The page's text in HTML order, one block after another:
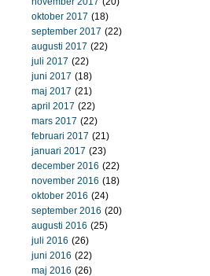
oktober 2017 (18)
september 2017 (22)
augusti 2017 (22)
juli 2017 (22)
juni 2017 (18)
maj 2017 (21)
april 2017 (22)
mars 2017 (22)
februari 2017 (21)
januari 2017 (23)
december 2016 (22)
november 2016 (18)
oktober 2016 (24)
september 2016 (20)
augusti 2016 (25)
juli 2016 (26)
juni 2016 (22)
maj 2016 (26)